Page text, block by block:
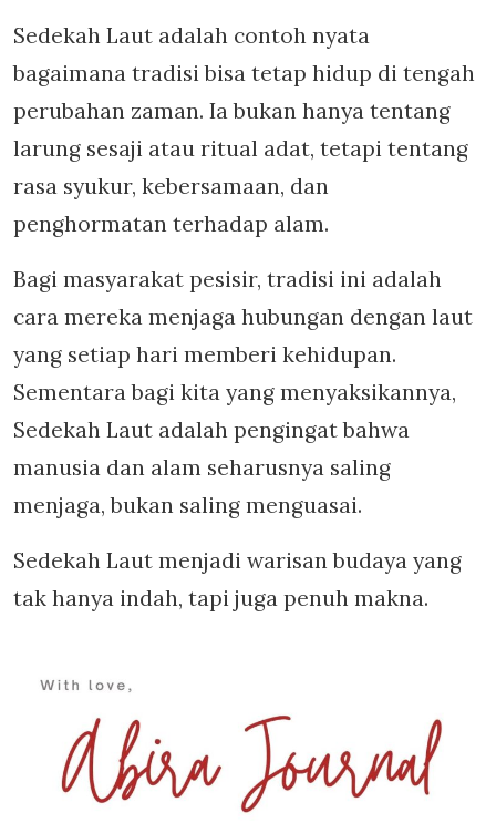
Sedekah Laut adalah contoh nyata
bagaimana tradisi bisa tetap hidup di tengah
perubahan zaman. Ia bukan hanya tentang
larung sesaji atau ritual adat, tetapi tentang
rasa syukur, kebersamaan, dan
penghormatan terhadap alam.
Bagi masyarakat pesisir, tradisi ini adalah
cara mereka menjaga hubungan dengan laut
yang setiap hari memberi kehidupan.
Sementara bagi kita yang menyaksikannya,
Sedekah Laut adalah pengingat bahwa
manusia dan alam seharusnya saling
menjaga, bukan saling menguasai.
Sedekah Laut menjadi warisan budaya yang
tak hanya indah, tapi juga penuh makna.